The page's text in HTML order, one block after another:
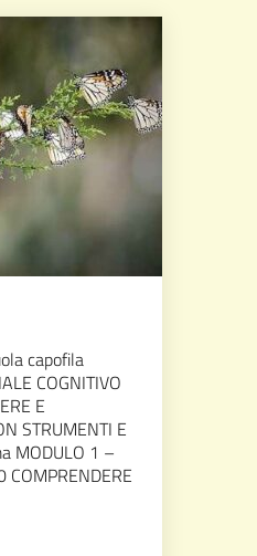
capofila
COGNITIVO
E
STRUMENTI E
MODULO 1 –